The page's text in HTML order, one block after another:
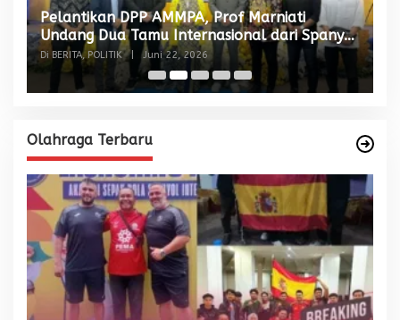
Pelantikan DPP AMMPA, Prof Marniati
Undang Dua Tamu Internasional dari Spanyol
dan Malaysia
Di BERITA, POLITIK Juni 22, 2026
Olahraga Terbaru